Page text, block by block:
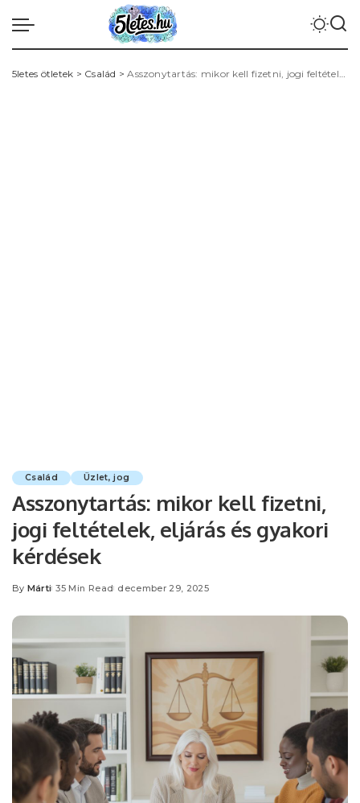
5letes ötletek > Család >Asszonytartás: mikor kell fizetni, jogi feltételek, eljárás és gyakori kérdések
Család Üzlet, jog
Asszonytartás: mikor kell fizetni,
jogi feltételek, eljárás és gyakori
kérdések
Posted
By Márti 35 Min Read december 29, 2025